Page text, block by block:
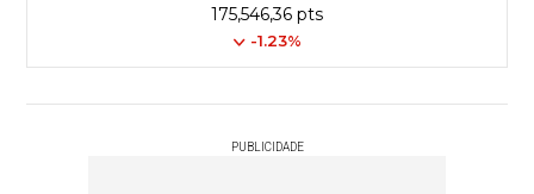
175,546,36 pts
-1.23%
PUBLICIDADE